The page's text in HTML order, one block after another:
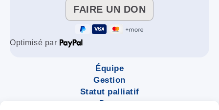
FAIRE UN DON
Optimisé par
Équipe
Gestion
Statut palliatif
Dons